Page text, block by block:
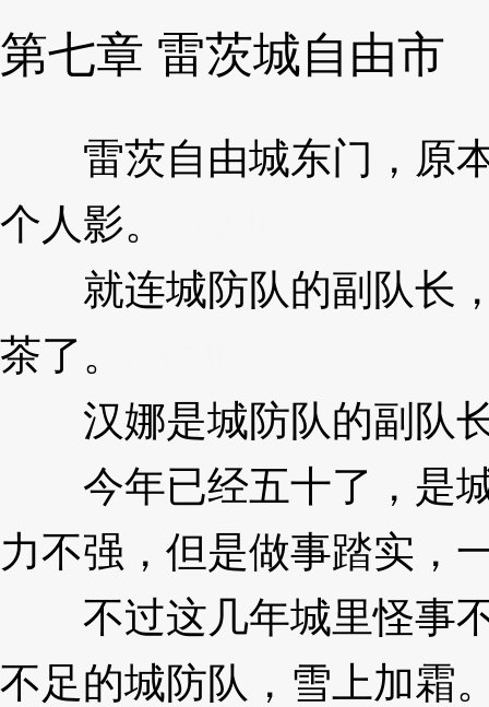
第七章 雷茨城自由市
雷茨自由城东门，原本
个人影。
就连城防队的副队长，
茶了。
汉娜是城防队的副队长
今年已经五十了，是城
力不强，但是做事踏实，
不过这几年城里怪事不
不足的城防队，雪上加霜